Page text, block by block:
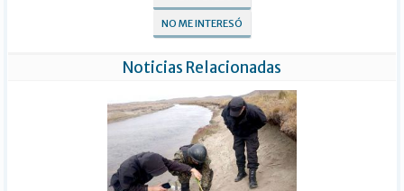
NO ME INTERESÓ
Noticias Relacionadas